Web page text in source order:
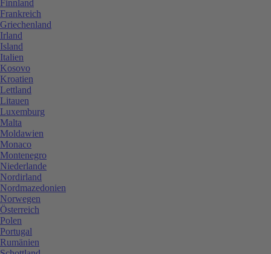
Finnland
Frankreich
Griechenland
Irland
Island
Italien
Kosovo
Kroatien
Lettland
Litauen
Luxemburg
Malta
Moldawien
Monaco
Montenegro
Niederlande
Nordirland
Nordmazedonien
Norwegen
Österreich
Polen
Portugal
Rumänien